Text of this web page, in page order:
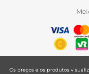
Os preços e os produtos